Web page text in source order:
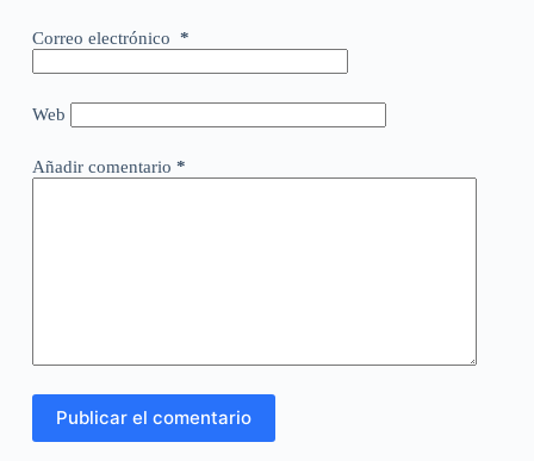
Correo electrónico *
Web
Añadir comentario *
Publicar el comentario